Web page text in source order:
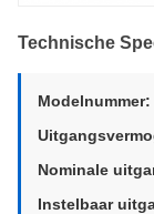
Technische
Modelnummer:
Nominale
Instelbaar